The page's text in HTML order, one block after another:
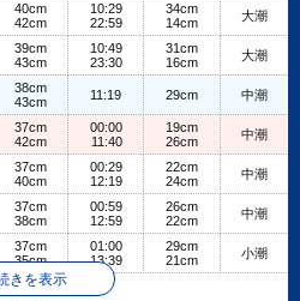
40cm
42cm
10:29
22:59
34cm
14cm
大潮
39cm
43cm
10:49
23:30
31cm
16cm
大潮
38cm
43cm
11:19 29cm 中潮
37cm
42cm
00:00
11:40
19cm
26cm
中潮
37cm
40cm
00:29
12:19
22cm
24cm
中潮
37cm
38cm
00:59
12:59
26cm
22cm
中潮
37cm
35cm
01:00
13:39
29cm
21cm
小潮
きを表示